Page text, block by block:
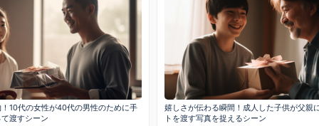
10代の女性が40代の男性のために手
渡すシーン
嬉しさが伝わる瞬間！成人した子供が父親
トを渡す写真を捉えるシーン